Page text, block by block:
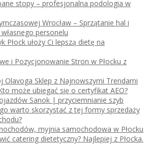
stopy – profesjonalna podologia w
Wrocław – Sprzątanie hal i
personelu
Płock ułoży Ci lepszą dietę na
i Pozycjonowanie Stron w Płocku z
Olavoga Sklep z Najnowszymi Trendami
może ubiegać się o certyfikat AEO?
Sanok | przyciemnianie szyb
warto skorzystać z tej formy sprzedaży
myjnia samochodowa w Płocku
catering dietetyczny? Najlepiej z Płocka.